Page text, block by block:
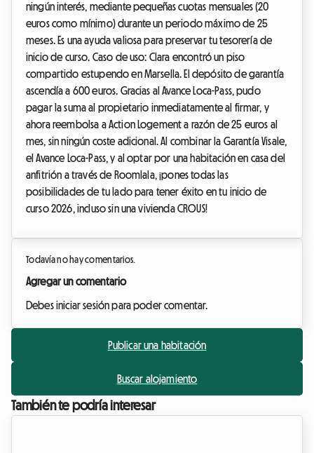
ningún interés, mediante pequeñas cuotas mensuales (20
euros como mínimo) durante un periodo máximo de 25
meses. Es una ayuda valiosa para preservar tu tesorería de
inicio de curso. Caso de uso: Clara encontró un piso
compartido estupendo en Marsella. El depósito de garantía
ascendía a 600 euros. Gracias al Avance Loca-Pass, pudo
pagar la suma al propietario inmediatamente al firmar, y
ahora reembolsa a Action Logement a razón de 25 euros al
mes, sin ningún coste adicional. Al combinar la Garantía Visale,
el Avance Loca-Pass, y al optar por una habitación en casa del
anfitrión a través de Roomlala, ¡pones todas las
posibilidades de tu lado para tener éxito en tu inicio de
curso 2026, incluso sin una vivienda CROUS!
Todavía no hay comentarios.
Agregar un comentario
Debes iniciar sesión para poder comentar.
Publicar una habitación
Buscar alojamiento
También te podría interesar